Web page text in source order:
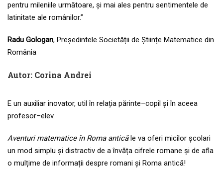
pentru mileniile următoare, și mai ales pentru sentimentele de
latinitate ale românilor.”
Radu Gologan, Președintele Societății de Științe Matematice din
România
Autor: Corina Andrei
E un auxiliar inovator, util în relația părinte–copil și în aceea
profesor–elev.
Aventuri matematice în Roma anticăle va oferi micilor școlari
un mod simplu și distractiv de a învăța cifrele romane și de afla
o mulțime de informații despre romani și Roma antică!